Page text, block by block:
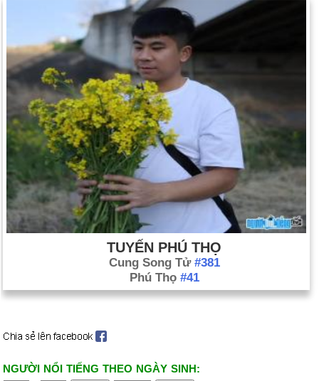
TUYẾN PHÚ THỌ
Cung Song Tử #381
Phú Thọ #41
NGƯỜI NỔI TIẾNG THEO NGÀY SINH: